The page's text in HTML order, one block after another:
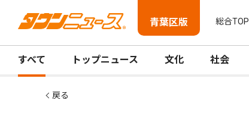
青葉区版 総合
すべて トップニュース 文化 社会
戻る